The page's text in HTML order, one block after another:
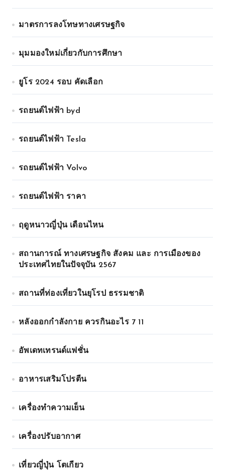
มาตรการลงโทษทางเศรษฐกิจ
มุมมองใหม่เกี่ยวกับการศึกษา
ยูโร 2024 รอบ คัดเลือก
รถยนต์ไฟฟ้า byd
รถยนต์ไฟฟ้า Tesla
รถยนต์ไฟฟ้า Volvo
รถยนต์ไฟฟ้า ราคา
ฤดูหนาวญี่ปุ่น เดือนไหน
สถานการณ์ ทางเศรษฐกิจ สังคม และ การเมืองของ
ประเทศไทยในปัจจุบัน 2567
สถานที่ท่องเที่ยวในยุโรป ธรรมชาติ
หลังออกกําลังกาย ควรกินอะไร 7 11
อัพเดทเทรนด์แฟชั่น
อาหารเสริมโปรตีน
เครื่องทำความเย็น
เครื่องปรับอากาศ
เที่ยวญี่ปุ่น โตเกียว